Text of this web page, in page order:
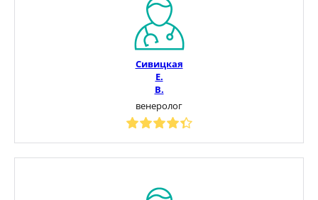
Сивицкая
Е.
В.
венеролог